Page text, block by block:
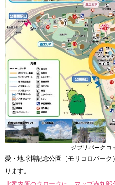
ジブリパークコ
愛・地球博記念公園（モリコロパー
ります。